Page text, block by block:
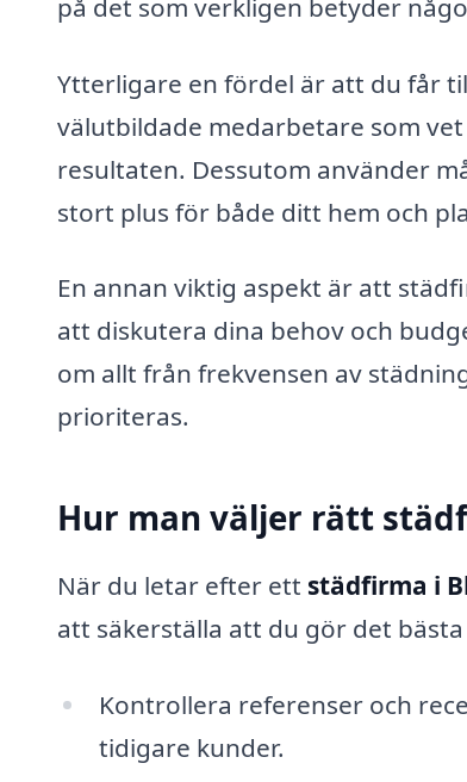
på det som verkligen betyder
Ytterligare en fördel är att du får
välutbildade medarbetare som
resultaten. Dessutom använder
stort plus för både ditt hem och
En annan viktig aspekt är att
att diskutera dina behov och
om allt från frekvensen av
prioriteras.
Hur man väljer rätt
När du letar efter ett städfirma i
att säkerställa att du gör det
Kontrollera referenser och
tidigare kunder.